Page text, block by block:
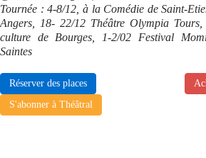
Tournée : 4-8/12, à la Comédie de Saint-
Angers, 18- 22/12 Théâtre Olympia
culture de Bourges, 1-2/02 Festival
Saintes
Réserver des places
S'abonner à Théâtral